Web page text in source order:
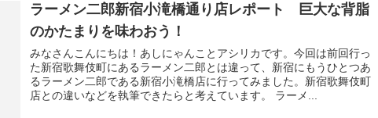
ラーメン二郎新宿小滝橋通り店レポート 巨大な背脂
のかたまりを味わおう！
みなさんこんにちは！あしにゃんことアシリカです。今回は前回行っ
た新宿歌舞伎町にあるラーメン二郎とは違って、新宿にもうひとつあ
るラーメン二郎である新宿小滝橋店に行ってみました。新宿歌舞伎町
店との違いなどを執筆できたらと考えています。 ラーメ...